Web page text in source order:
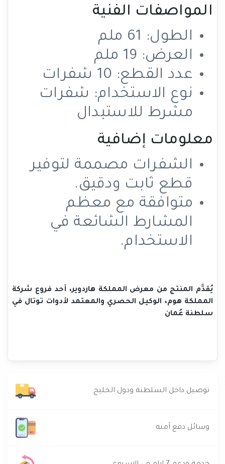
المواصفات الفنية
الطول: 61 ملم
العرض: 19 ملم
عدد القطع: 10 شفرات
نوع الاستخدام: شفرات
مشرط للاستبدال
معلومات إضافية
الشفرات مصممة لتوفير
قطع ثابت ودقيق.
متوافقة مع معظم
المشارط الشائعة في
الاستخدام.
يُقدَّم المنتج من معرض المملكة هاردوير، أحد فروع شركة
المملكة هوم، الوكيل الحصري والمعتمد لأدوات توتال في
سلطنة عُمان
توصيل داخل السلطنة ودول الخليج
وسائل دفع آمنه